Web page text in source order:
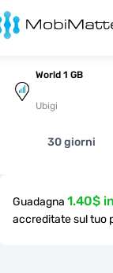
World 1 GB
Ubigi
30 giorni
Guadagna 1.40$
accreditate sul tuo